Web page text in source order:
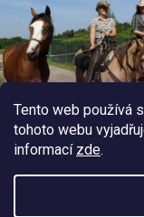
Tento web používá
tohoto webu
informací zde.